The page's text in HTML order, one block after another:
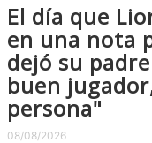
El día que
en una nota
dejó su
buen
persona"
08/08/2026